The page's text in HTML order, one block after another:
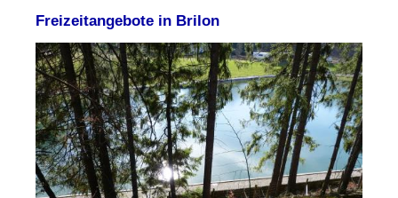
Freizeitangebote in Brilon